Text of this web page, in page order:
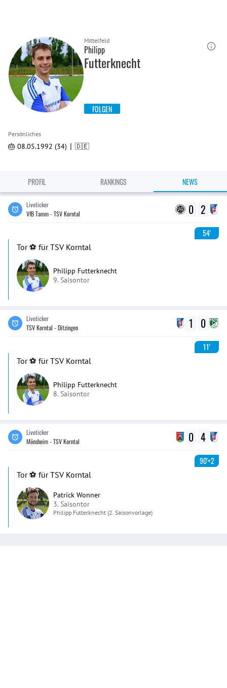
Mittelfeld
Philipp
Futterknecht
FOLGEN
Persönliches
🎂 08.05.1992 (34) | 🇩🇪
PROFIL RANKINGS NEWS
Liveticker
VfB Tamm - TSV Korntal
0 2
54'
Tor ⚽️ für TSV Korntal
Philipp Futterknecht
9. Saisontor
Liveticker
TSV Korntal - Ditzingen
1 0
11'
Tor ⚽️ für TSV Korntal
Philipp Futterknecht
8. Saisontor
Liveticker
Mönsheim - TSV Korntal
0 4
90'+2
Tor ⚽️ für TSV Korntal
Patrick Wonner
3. Saisontor
Philipp Futterknecht (2. Saisonvorlage)